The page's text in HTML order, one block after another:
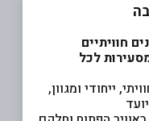
חוויתיים
לכל
ייחודי ומגוון,